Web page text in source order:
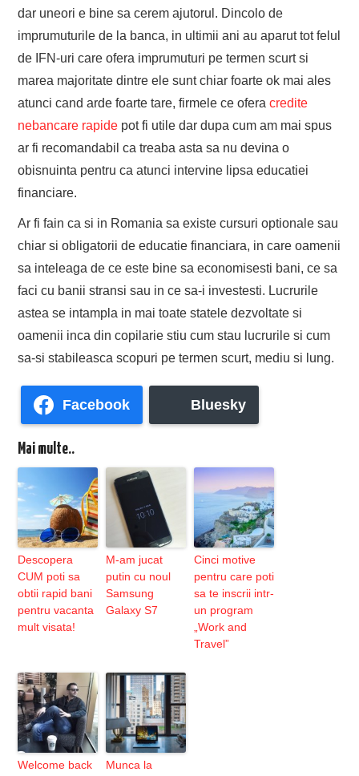
dar uneori e bine sa cerem ajutorul. Dincolo de
imprumuturile de la banca, in ultimii ani au aparut tot felul
de IFN-uri care ofera imprumuturi pe termen scurt si
marea majoritate dintre ele sunt chiar foarte ok mai ales
atunci cand arde foarte tare, firmele ce oferacredite
nebancare rapide pot fi utile dar dupa cum am mai spus
ar fi recomandabil ca treaba asta sa nu devina o
obisnuinta pentru ca atunci intervine lipsa educatiei
financiare.
Ar fi fain ca si in Romania sa existe cursuri optionale sau
chiar si obligatorii de educatie financiara, in care oamenii
sa inteleaga de ce este bine sa economisesti bani, ce sa
faci cu banii stransi sau in ce sa-i investesti. Lucrurile
astea se intampla in mai toate statele dezvoltate si
oamenii inca din copilarie stiu cum stau lucrurile si cum
sa-si stabileasca scopuri pe termen scurt, mediu si lung.
Facebook Bluesky
Mai multe..
Descopera
CUM poti sa
obtii rapid bani
pentru vacanta
mult visata!
M-am jucat
putin cu noul
Samsung
Galaxy S7
Cinci motive
pentru care poti
sa te inscrii intr-
un program
„Work and
Travel”
Welcome back
Munca la